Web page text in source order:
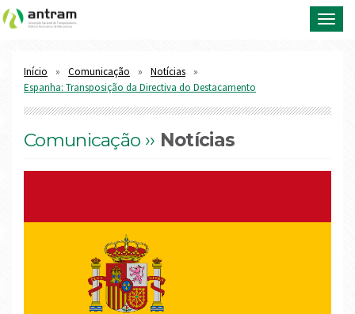
Início Comunicação
Notícias
Espanha: Transposição da Directiva do Destacamento
Comunicação ›› Notícias